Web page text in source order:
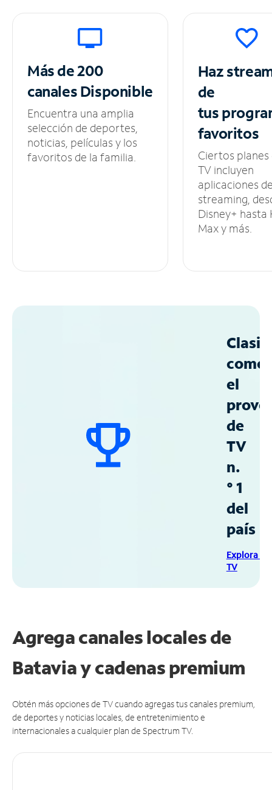
Más de 200
canalesDisponible
Encuentra una amplia
selección de deportes,
noticias, películas y los
favoritos de la familia.
Haz
de
tus
favoritos
Ciertos planes
TV incluyen
aplicaciones
streaming,
Disney+ hasta
Max y más.
como
el
de
TV
n.
° 1
del
país
Explora
TV
Agrega canales locales de
Batavia y cadenas premium
Obtén más opciones de TV cuando agregas tus canales premium,
de deportes y noticias locales, de entretenimiento e
internacionales a cualquier plan de Spectrum TV.